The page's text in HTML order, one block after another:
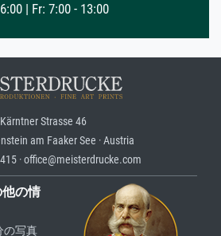
| Fr: 7:00 - 13:00
Kärntner Strasse 46
am Faaker See · Austria
· office@meisterdrucke.com
他の情
の写真